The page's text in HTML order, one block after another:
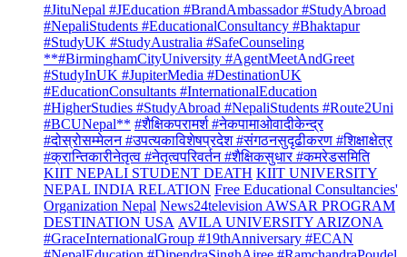
#JituNepal #JEducation #BrandAmbassador #StudyAbroad
#NepaliStudents #EducationalConsultancy #Bhaktapur
#StudyUK #StudyAustralia #SafeCounseling
**#BirminghamCityUniversity #AgentMeetAndGreet
#StudyInUK #JupiterMedia #DestinationUK
#EducationConsultants #InternationalEducation
#HigherStudies #StudyAbroad #NepaliStudents #Route2Uni
#BCUNepal** #शैक्षिकपरामर्श #नेकपामाओवादीकेन्द्र
#दोस्रोसम्मेलन #उपत्यकाविशेषप्रदेश #संगठनसुदृढीकरण #शिक्षाक्षेत्र
#क्रान्तिकारीनेतृत्व #नेतृत्वपरिवर्तन #शैक्षिकसुधार #कमरेडसमिति
KIIT NEPALI STUDENT DEATH KIIT UNIVERSITY
NEPAL INDIA RELATION Free Educational Consultancies'
Organization Nepal News24television AWSAR PROGRAM
DESTINATION USA AVILA UNIVERSITY ARIZONA
#GraceInternationalGroup #19thAnniversary #ECAN